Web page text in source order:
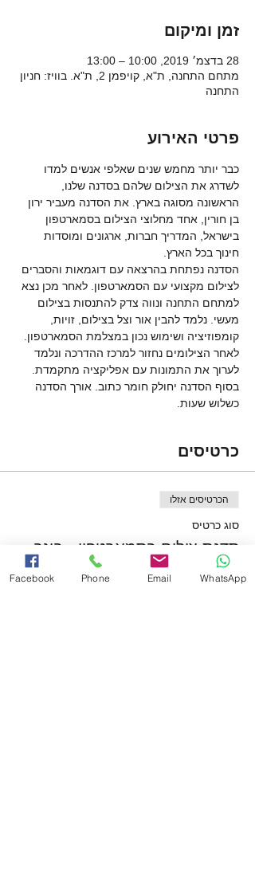
זמן ומיקום
28 בדצמ׳ 2019, 10:00 – 13:00
מתחם התחנה, ת"א, קויפמן 2, ת"א. בוויז: חניון
התחנה
פרטי האירוע
כבר יותר מחמש שנים שאלפי אנשים למדו
לשדרג את הצילום שלהם בסדנה שלנו,
הראשונה מסוגה בארץ. את הסדנה מעביר ירון
בן חורין, אחד מחלוצי הצילום בסמארטפון
בישראל, המדריך חברות, ארגונים ומוסדות
חינוך בכל הארץ.
הסדנה נפתחת בהרצאה עם דוגמאות והסברים
לצילום מקצועי עם הסמארטפון. לאחר מכן נצא
למתחם התחנה ונווה צדק להתנסות בצילום
מעשי. נלמד להבין אור וצל בצילום, זויות,
קומפוזיציה ושימוש נכון במצלמת הסמארטפון.
לאחר הצילומים נחזור למרכז ההדרכה ונלמד
לערוך את התמונות עם אפליקציה מתקמדת.
בסוף הסדנה יחולק חומר כתוב. אורך הסדנה
כשלוש שעות.
כרטיסים
הכרטיסים אזלו
סוג כרטיס
סדנת צילום בסמארטפון - בוגר
מחיר Facebook Phone Email WhatsApp